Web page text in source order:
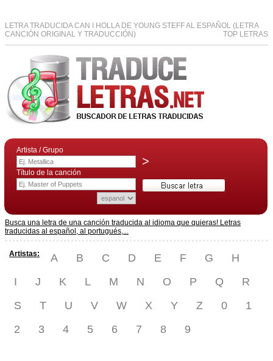
LETRA TRADUCIDA CAN I HOLLA DE YOUNG STEFF AL ESPAÑOL (LETRA
CANCIÓN ORIGINAL Y TRADUCCIÓN)
TOP LETRAS
Artista / Grupo
>
Título de la canción
Busca una letra de una canción traducida al idioma que quieras! Letras
traducidas al español, al portugués,...
Artistas: A B C D E F G
H
I
J K L M N O P Q
R
S
T U V W X Y Z 0
1
2
3 4 5 6 7 8 9